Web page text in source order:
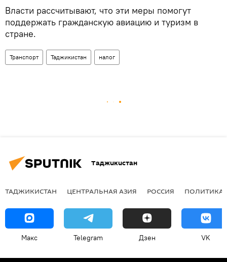
Власти рассчитывают, что эти меры помогут
поддержать гражданскую авиацию и туризм в
стране.
Транспорт Таджикистан налог
Таджикистан
ТАДЖИКИСТАН ЦЕНТРАЛЬНАЯ АЗИЯ РОССИЯ ПОЛИТИКА
Макс Telegram Дзен VK